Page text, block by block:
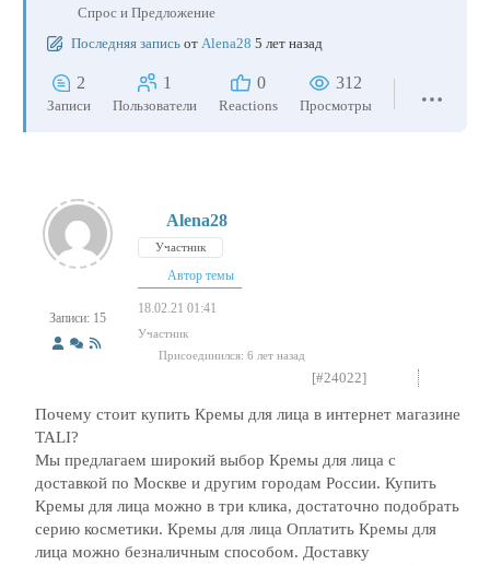
Спрос и Предложение
Последняя запись от Alena28 5 лет назад
2
Записи
1
Пользователи
0
Reactions
312
Просмотры
Записи: 15
Alena28
Участник
Автор темы
18.02.21 01:41
Участник
Присоединился: 6 лет назад
[#24022]
Почему стоит купить Кремы для лица в интернет магазине
TALI?
Мы предлагаем широкий выбор Кремы для лица с
доставкой по Москве и другим городам России. Купить
Кремы для лица можно в три клика, достаточно подобрать
серию косметики. Кремы для лица Оплатить Кремы для
лица можно безналичным способом. Доставку